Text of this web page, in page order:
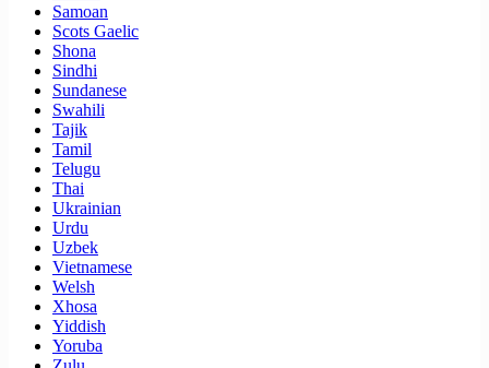
Samoan
Scots Gaelic
Shona
Sindhi
Sundanese
Swahili
Tajik
Tamil
Telugu
Thai
Ukrainian
Urdu
Uzbek
Vietnamese
Welsh
Xhosa
Yiddish
Yoruba